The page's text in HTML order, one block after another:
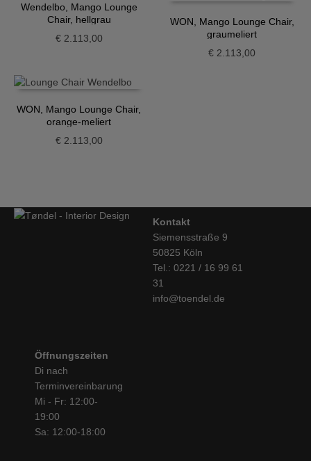
Wendelbo, Mango Lounge
Chair, hellgrau
€2.113,00
WON, Mango Lounge Chair,
graumeliert
€ 2.113,00
WON, Mango Lounge Chair,
orange-meliert
€2.113,00
Kontakt
Siemensstraße 9
50825 Köln
Tel.: 0221 / 16 99 61
31
info@toendel.de
Öffnungszeiten
Di nach
Terminvereinbarung
Mi - Fr: 12:00-
19:00
Sa: 12:00-18:00